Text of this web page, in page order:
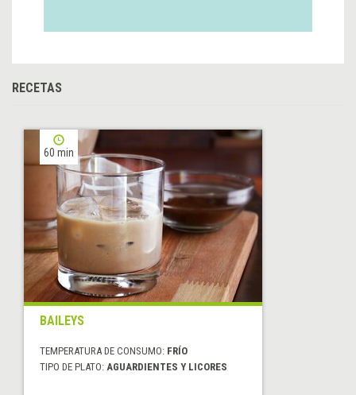
RECETAS
60 min
BAILEYS
TEMPERATURA DE CONSUMO: FRÍO
TIPO DE PLATO: AGUARDIENTES Y LICORES